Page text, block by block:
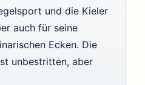
und die Kieler
auch für seine
Ecken. Die
unbestritten, aber